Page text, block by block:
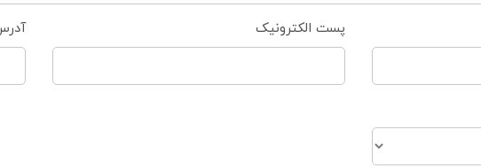
پست الکترونیک